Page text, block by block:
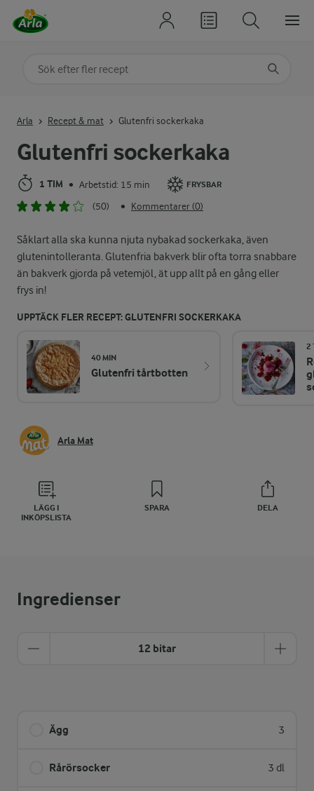
Glutenfri sockerkaka
1 TIM • Arbetstid: 15 min FRYSBAR
(50) • Kommentarer (0)
Såklart alla ska kunna njuta nybakad sockerkaka, även
glutenintolleranta. Glutenfria bakverk blir ofta torra snabbare
än bakverk gjorda på vetemjöl, ät upp allt på en gång eller
frys in!
UPPTÄCK FLER RECEPT: GLUTENFRI SOCKERKAKA
40 MIN
Glutenfri tårtbotten
2
Arla Mat
LÄGG I
INKÖPSLISTA
SPARA DELA
Arla Recept & mat Glutenfri sockerkaka
Ingredienser
12 bitar
Ägg 3
Rårörsocker 3 dl
Sök på kategori eller ingrediens